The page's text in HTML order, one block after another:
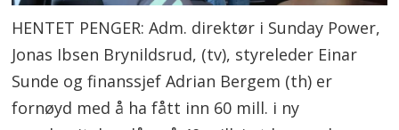
HENTET PENGER: Adm. direktør i Sunday Power,
Jonas Ibsen Brynildsrud, (tv), styreleder Einar
Sunde og finanssjef Adrian Bergem (th) er
fornøyd med å ha fått inn 60 mill. i ny